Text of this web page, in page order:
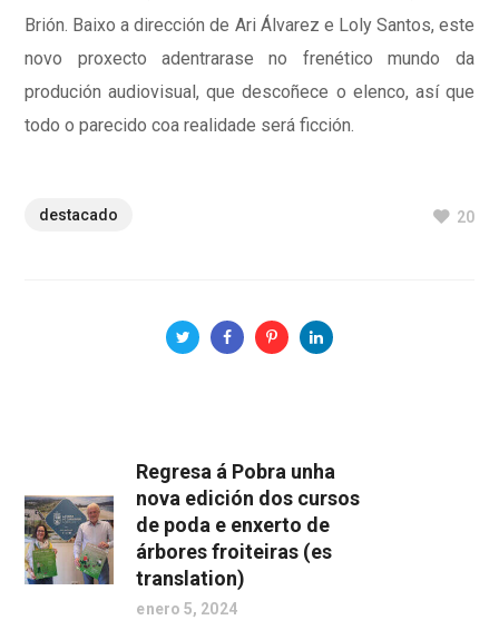
Brión. Baixo a dirección de Ari Álvarez e Loly Santos, este
novo proxecto adentrarase no frenético mundo da
produción audiovisual, que descoñece o elenco, así que
todo o parecido coa realidade será ficción.
destacado 20
Regresa á Pobra unha
nova edición dos cursos
de poda e enxerto de
árbores froiteiras (es
translation)
enero 5, 2024